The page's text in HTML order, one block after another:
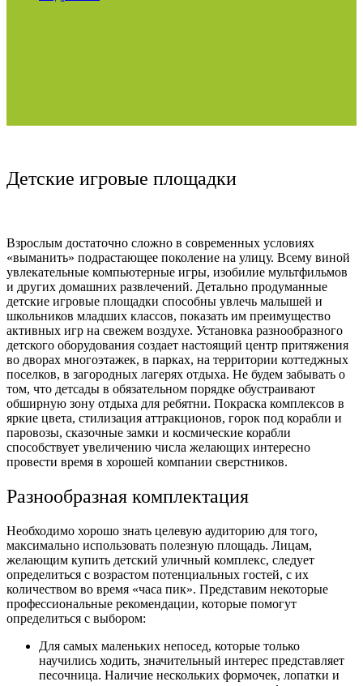
Детские игровые площадки
Взрослым достаточно сложно в современных условиях
«выманить» подрастающее поколение на улицу. Всему виной
увлекательные компьютерные игры, изобилие мультфильмов
и других домашних развлечений. Детально продуманные
детские игровые площадки способны увлечь малышей и
школьников младших классов, показать им преимущество
активных игр на свежем воздухе. Установка разнообразного
детского оборудования создает настоящий центр притяжения
во дворах многоэтажек, в парках, на территории коттеджных
поселков, в загородных лагерях отдыха. Не будем забывать о
том, что детсады в обязательном порядке обустраивают
обширную зону отдыха для ребятни. Покраска комплексов в
яркие цвета, стилизация аттракционов, горок под корабли и
паровозы, сказочные замки и космические корабли
способствует увеличению числа желающих интересно
провести время в хорошей компании сверстников.
Разнообразная комплектация
Необходимо хорошо знать целевую аудиторию для того,
максимально использовать полезную площадь. Лицам,
желающим купить детский уличный комплекс, следует
определиться с возрастом потенциальных гостей, с их
количеством во время «часа пик». Представим некоторые
профессиональные рекомендации, которые помогут
определиться с выбором:
Для самых маленьких непосед, которые только
научились ходить, значительный интерес представляет
песочница. Наличие нескольких формочек, лопатки и